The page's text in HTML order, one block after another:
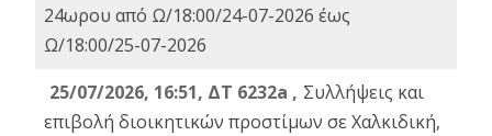
24ωρου από Ω/18:00/24-07-2026 έως
Ω/18:00/25-07-2026
25/07/2026, 16:51, ΔΤ 6232a , Συλλήψεις και
επιβολή διοικητικών προστίμων σε Χαλκιδική,